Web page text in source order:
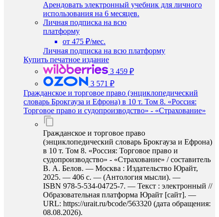
Арендовать электронный учебник для личного
использования на 6 месяцев.
Личная подписка на всю
платформу
от 475 ₽/мес.
Личная подписка на всю платформу
Купить печатное издание
3 459 ₽
3 571 ₽
Гражданское и торговое право (энциклопедический
словарь Брокгауза и Ефрона) в 10 т. Том 8. «Россия:
Торговое право и судопроизводство» - «Страхование»
Гражданское и торговое право
(энциклопедический словарь Брокгауза и Ефрона)
в 10 т. Том 8. «Россия: Торговое право и
судопроизводство» - «Страхование» / составитель
В. А. Белов. — Москва : Издательство Юрайт,
2025. — 406 с. — (Антология мысли). —
ISBN 978-5-534-04725-7. — Текст : электронный //
Образовательная платформа Юрайт [сайт]. —
URL: https://urait.ru/bcode/563320 (дата обращения:
08.08.2026).